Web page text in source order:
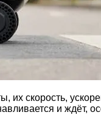
скорость,
и ждёт,